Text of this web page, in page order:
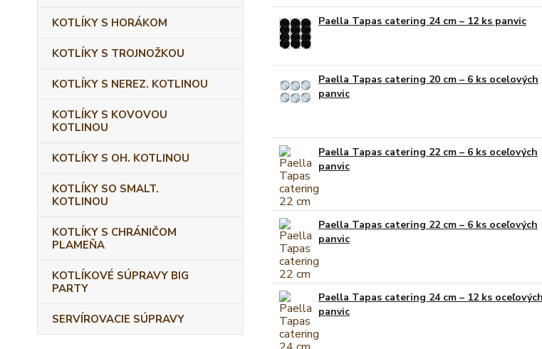
KOTLÍKY S HORÁKOM
KOTLÍKY S TROJNOŽKOU
KOTLÍKY S NEREZ. KOTLINOU
KOTLÍKY S KOVOVOU
KOTLINOU
KOTLÍKY S OH. KOTLINOU
KOTLÍKY SO SMALT.
KOTLINOU
KOTLÍKY S CHRÁNIČOM
PLAMEŇA
KOTLÍKOVÉ SÚPRAVY BIG
PARTY
SERVÍROVACIE SÚPRAVY
Paella Tapas catering 24 cm – 12 ks panvic
Paella Tapas catering 20 cm – 6 ks ocelových
panvic
Paella Tapas catering 22 cm – 6 ks oceľových
panvic
Paella Tapas catering 22 cm – 6 ks oceľových
panvic
Paella Tapas catering 24 cm – 12 ks oceľových
panvic